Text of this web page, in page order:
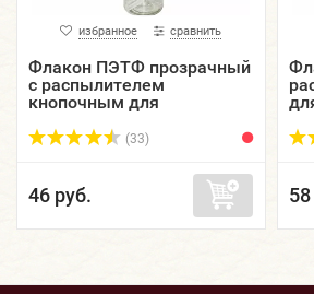
избранное сравнить
Флакон ПЭТФ прозрачный
с распылителем
кнопочным для
нанесения красок и
(33)
46 руб.